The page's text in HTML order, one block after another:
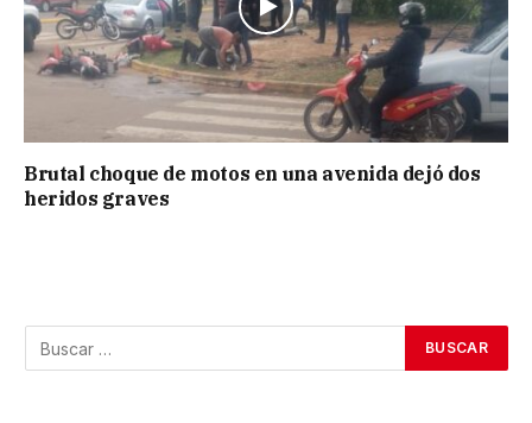
Brutal choque de motos en una avenida dejó dos
heridos graves